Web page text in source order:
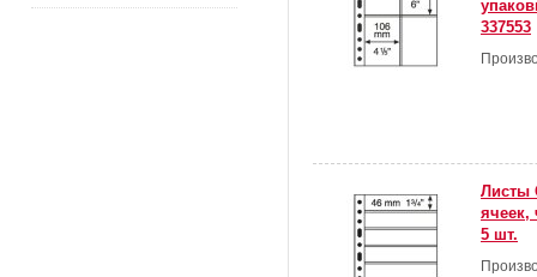
337553
Листы
ячеек,
5 шт.